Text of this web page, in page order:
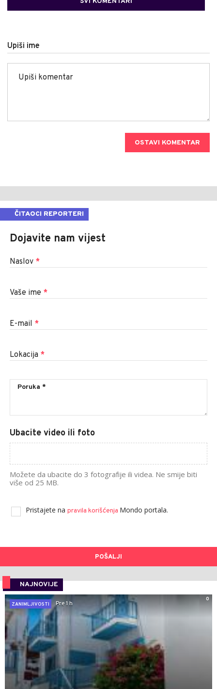
Upiši ime
OSTAVI KOMENTAR
ČITAOCI REPORTERI
Dojavite nam vijest
Naslov *
Vaše ime *
E-mail *
Lokacija *
Ubacite video ili foto
Možete da ubacite do 3 fotografije ili videa. Ne smije biti
više od 25 MB.
Pristajete na pravila korišćenja Mondo portala.
POŠALJI
NAJNOVIJE
0
ZANIMLJIVOSTI
Pre 1 h